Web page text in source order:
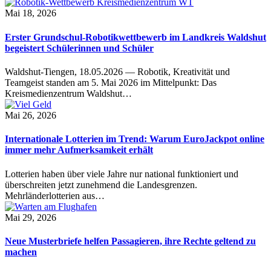
Mai 18, 2026
Erster Grundschul-Robotikwettbewerb im Landkreis Waldshut
begeistert Schülerinnen und Schüler
Waldshut-Tiengen, 18.05.2026 — Robotik, Kreativität und
Teamgeist standen am 5. Mai 2026 im Mittelpunkt: Das
Kreismedienzentrum Waldshut…
Mai 26, 2026
Internationale Lotterien im Trend: Warum EuroJackpot online
immer mehr Aufmerksamkeit erhält
Lotterien haben über viele Jahre nur national funktioniert und
überschreiten jetzt zunehmend die Landesgrenzen.
Mehrländerlotterien aus…
Mai 29, 2026
Neue Musterbriefe helfen Passagieren, ihre Rechte geltend zu
machen